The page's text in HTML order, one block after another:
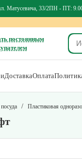
Матусевича, 33/2ПН - ПТ:
постоянным
ДоставкаОплата
/ Пластиковая